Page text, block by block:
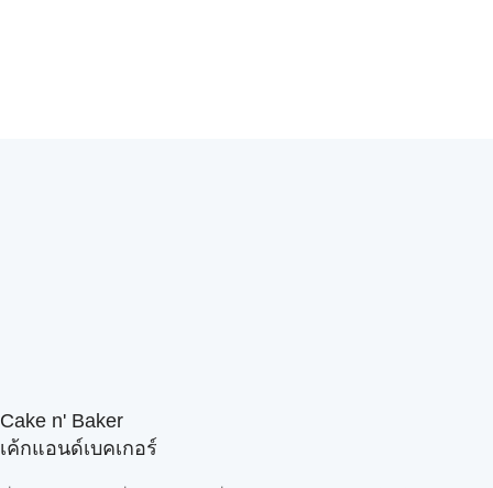
Cake n' Baker
เค้กแอนด์เบคเกอร์